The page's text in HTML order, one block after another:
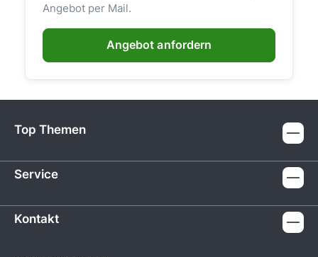
Angebot per Mail.
Angebot anfordern
Top Themen
Service
Kontakt